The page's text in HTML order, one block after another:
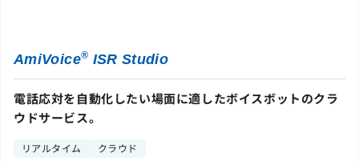
AmiVoice® ISR Studio
電話応対を自動化したい場面に適したボイスボットのクラ
ウドサービス。
リアルタイム クラウド